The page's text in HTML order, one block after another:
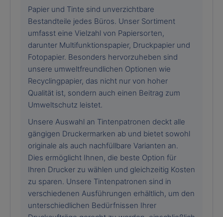
Papier und Tinte sind unverzichtbare
Bestandteile jedes Büros. Unser Sortiment
umfasst eine Vielzahl von Papiersorten,
darunter Multifunktionspapier, Druckpapier und
Fotopapier. Besonders hervorzuheben sind
unsere umweltfreundlichen Optionen wie
Recyclingpapier, das nicht nur von hoher
Qualität ist, sondern auch einen Beitrag zum
Umweltschutz leistet.
Unsere Auswahl an Tintenpatronen deckt alle
gängigen Druckermarken ab und bietet sowohl
originale als auch nachfüllbare Varianten an.
Dies ermöglicht Ihnen, die beste Option für
Ihren Drucker zu wählen und gleichzeitig Kosten
zu sparen. Unsere Tintenpatronen sind in
verschiedenen Ausführungen erhältlich, um den
unterschiedlichen Bedürfnissen Ihrer